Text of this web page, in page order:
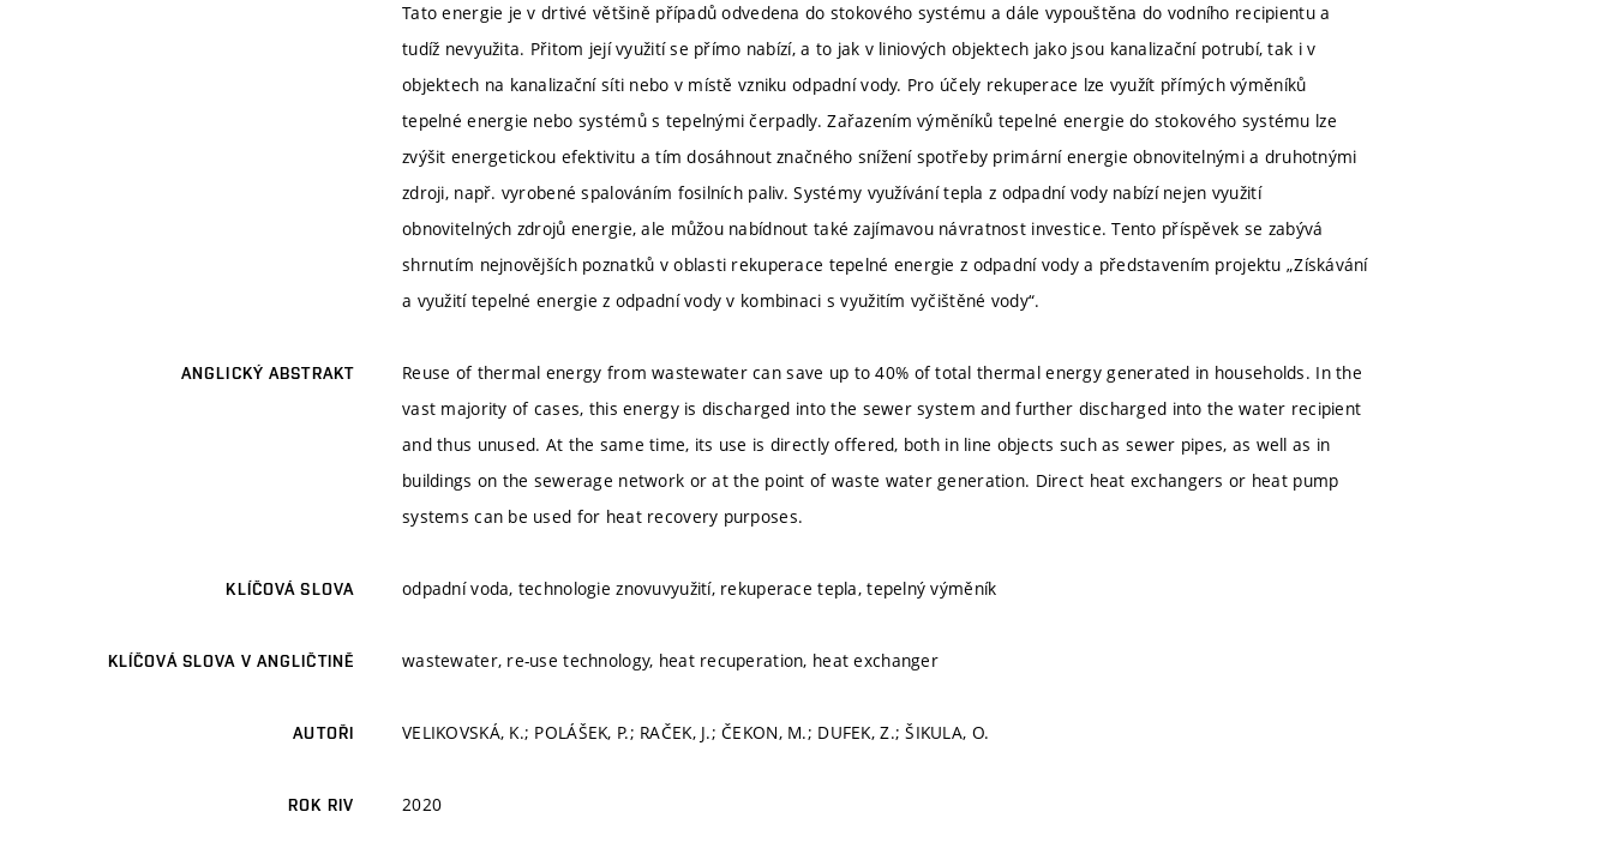
Tato energie je v drtivé většině případů odvedena do stokového systému a dále vypouštěna do vodního recipientu a
tudíž nevyužita. Přitom její využití se přímo nabízí, a to jak v liniových objektech jako jsou kanalizační potrubí, tak i v
objektech na kanalizační síti nebo v místě vzniku odpadní vody. Pro účely rekuperace lze využít přímých výměníků
tepelné energie nebo systémů s tepelnými čerpadly. Zařazením výměníků tepelné energie do stokového systému lze
zvýšit energetickou efektivitu a tím dosáhnout značného snížení spotřeby primární energie obnovitelnými a druhotnými
zdroji, např. vyrobené spalováním fosilních paliv. Systémy využívání tepla z odpadní vody nabízí nejen využití
obnovitelných zdrojů energie, ale můžou nabídnout také zajímavou návratnost investice. Tento příspěvek se zabývá
shrnutím nejnovějších poznatků v oblasti rekuperace tepelné energie z odpadní vody a představením projektu „Získávání
a využití tepelné energie z odpadní vody v kombinaci s využitím vyčištěné vody“.
ANGLICKÝ ABSTRAKT
Reuse of thermal energy from wastewater can save up to 40% of total thermal energy generated in households. In the
vast majority of cases, this energy is discharged into the sewer system and further discharged into the water recipient
and thus unused. At the same time, its use is directly offered, both in line objects such as sewer pipes, as well as in
buildings on the sewerage network or at the point of waste water generation. Direct heat exchangers or heat pump
systems can be used for heat recovery purposes.
KLÍČOVÁ SLOVA odpadní voda, technologie znovuvyužití, rekuperace tepla, tepelný výměník
KLÍČOVÁ SLOVA V ANGLIČTINĚ wastewater, re-use technology, heat recuperation, heat exchanger
AUTOŘI VELIKOVSKÁ, K.; POLÁŠEK, P.; RAČEK, J.; ČEKON, M.; DUFEK, Z.; ŠIKULA, O.
ROK RIV 2020